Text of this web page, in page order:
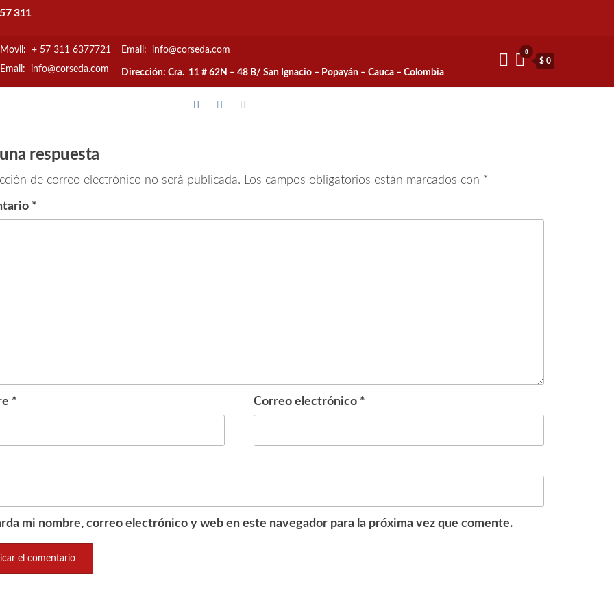
311
Movil: + 57 311 6377721
Email: info@corseda.com
Email: info@corseda.com
Dirección: Cra. 11 # 62N – 48 B/ San Ignacio – Popayán – Cauca – Colombia
0
$ 0
respuesta
de correo electrónico no será publicada. Los campos obligatorios están marcados con *
*
* Correo electrónico *
mi nombre, correo electrónico y web en este navegador para la próxima vez que comente.